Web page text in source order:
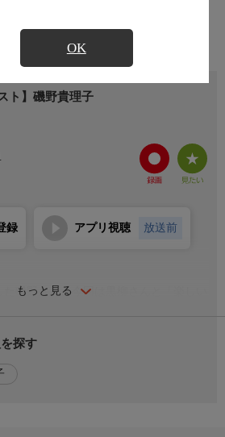
OK
ト】磯野貴理子
もっと見る
録 アプリ視聴 放送前
た磯野さん、今回は黒柳さんと「楽しい
鳥を観察するため、登山を始めるなど
る。また、昨年は「終活」を始め、エン
た。身の回りの物の整理も始め、昨年
探す